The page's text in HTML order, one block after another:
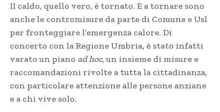
Il caldo, quello vero, è tornato. E a tornare sono
anche le contromisure da parte di Comune e Usl
per fronteggiare l’emergenza calore. Di
concerto con la Regione Umbria, è stato infatti
varato un piano ad hoc, un insieme di misure e
raccomandazioni rivolte a tutta la cittadinanza,
con particolare attenzione alle persone anziane
e a chi vive solo.